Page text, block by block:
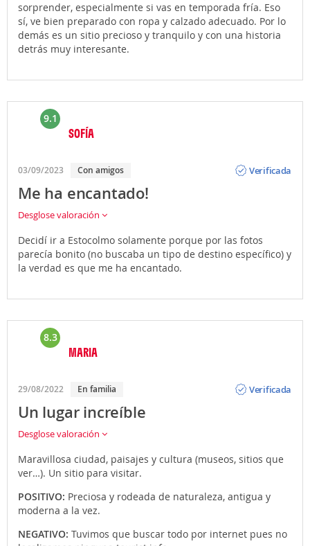
sorprender, especialmente si vas en temporada fría. Eso
sí, ve bien preparado con ropa y calzado adecuado. Por lo
demás es un sitio precioso y tranquilo y con una historia
detrás muy interesante.
9.1
SOFÍA
03/09/2023 Con amigos
Verificada
Me ha encantado!
Desglose valoración
Decidí ir a Estocolmo solamente porque por las fotos
parecía bonito (no buscaba un tipo de destino específico) y
la verdad es que me ha encantado.
8.3
MARIA
29/08/2022 En familia
Verificada
Un lugar increíble
Desglose valoración
Maravillosa ciudad, paisajes y cultura (museos, sitios que
ver…). Un sitio para visitar.
POSITIVO: Preciosa y rodeada de naturaleza, antigua y
moderna a la vez.
NEGATIVO: Tuvimos que buscar todo por internet pues no